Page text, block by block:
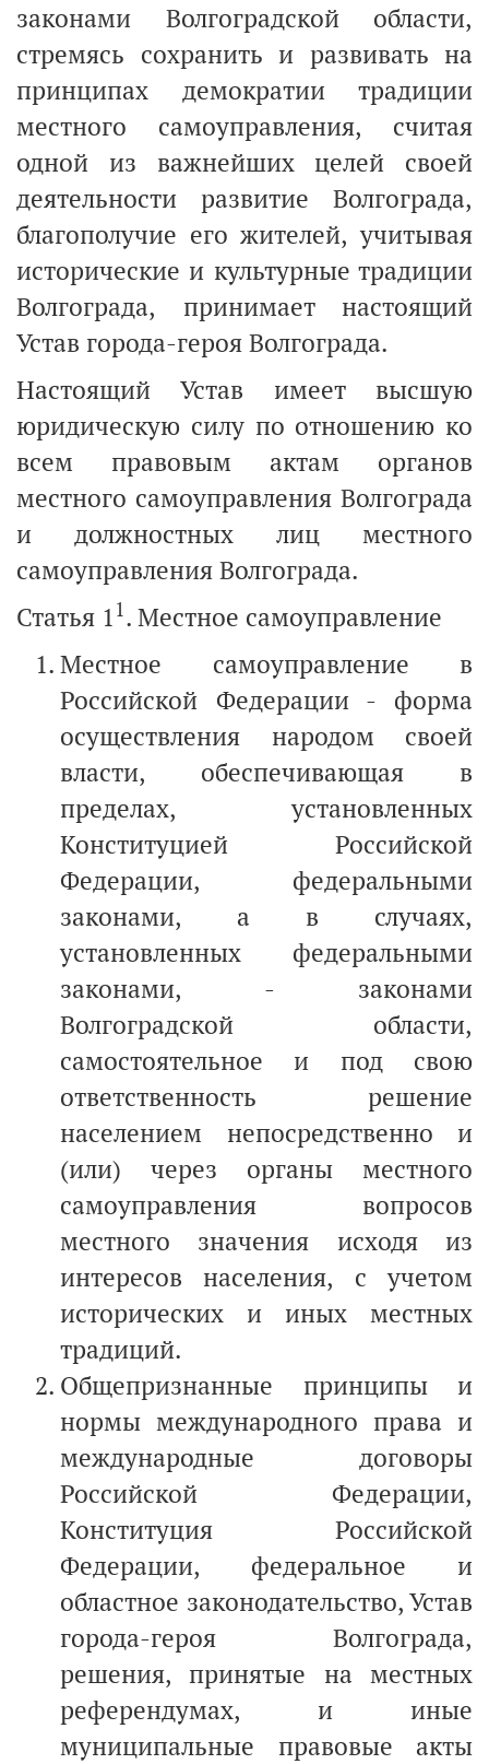
законами Волгоградской области,
стремясь сохранить и развивать на
принципах демократии традиции
местного самоуправления, считая
одной из важнейших целей своей
деятельности развитие Волгограда,
благополучие его жителей, учитывая
исторические и культурные традиции
Волгограда, принимает настоящий
Устав города-героя Волгограда.
Настоящий Устав имеет высшую
юридическую силу по отношению ко
всем правовым актам органов
местного самоуправления Волгограда
и должностных лиц местного
самоуправления Волгограда.
Статья 11. Местное самоуправление
Местное самоуправление в
Российской Федерации - форма
осуществления народом своей
власти, обеспечивающая в
пределах, установленных
Конституцией Российской
Федерации, федеральными
законами, а в случаях,
установленных федеральными
законами, - законами
Волгоградской области,
самостоятельное и под свою
ответственность решение
населением непосредственно и
(или) через органы местного
самоуправления вопросов
местного значения исходя из
интересов населения, с учетом
исторических и иных местных
традиций.
Общепризнанные принципы и
нормы международного права и
международные договоры
Российской Федерации,
Конституция Российской
Федерации, федеральное и
областное законодательство, Устав
города-героя Волгограда,
решения, принятые на местных
референдумах, и иные
муниципальные правовые акты